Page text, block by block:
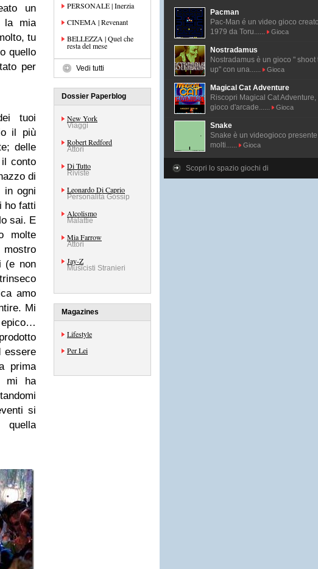
un
la mia
tu
quello
per
tuoi
il più
delle
conto
di
in ogni
ho fatti
sai. E
molte
mostro
(e non
amo
Mi
epico…
essere
prima
mi ha
si
quella
PERSONALE | Inerzia
CINEMA | Revenant
BELLEZZA | Quel che
resta del mese
Vedi tutti
Dossier Paperblog
New York
Viaggi
Robert Redford
Attori
Di Tutto
Riviste
Leonardo Di Caprio
Personalità Gossip
Alcolismo
Malattie
Mia Farrow
Attori
Jay-Z
Musicisti Stranieri
Magazines
Lifestyle
Per Lei
Pacman
Pac-Man é un video gioco
1979 da Toru......
Gioca
Nostradamus
Nostradamus è un gioco " shoot
up" con una......
Gioca
Magical Cat Adventure
Riscopri Magical Cat Adventure,
gioco d'arcade......
Gioca
Snake
Snake è un videogioco
molti......
Gioca
Scopri lo spazio giochi di